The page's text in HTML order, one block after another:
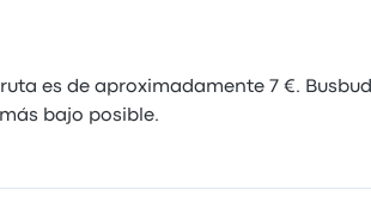
es de aproximadamente 7 €. Busbud
bajo posible.